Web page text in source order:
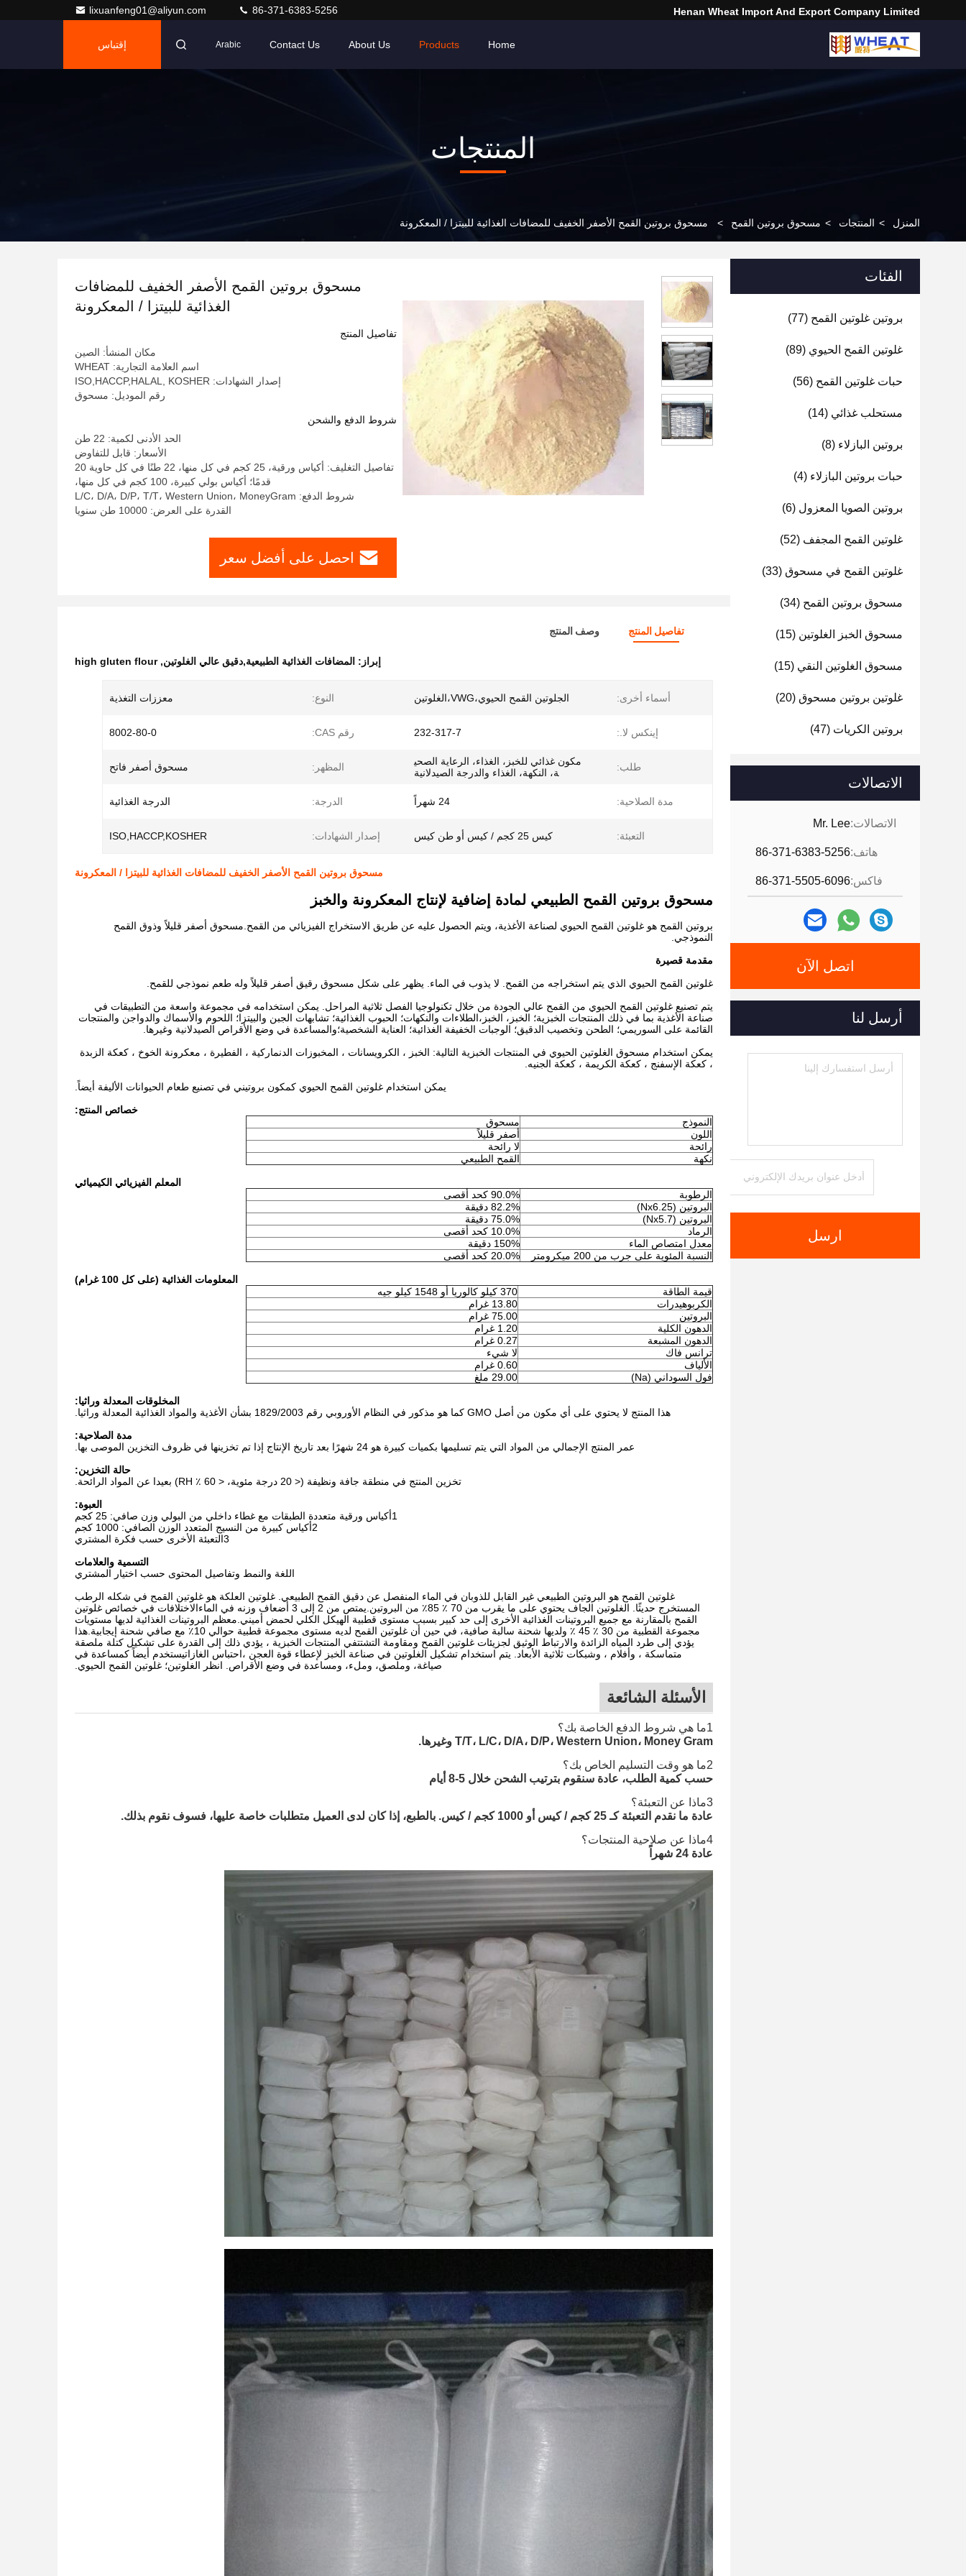
Henan Wheat Import And Export Company Limited
lixuanfeng01@aliyun.com 86-371-6383-5256
Home
Products
About Us
Contact Us
Arabic إقتباس
المنتجات
المنزل > المنتجات > مسحوق بروتين القمح > مسحوق بروتين القمح الأصفر الخفيف للمضافات الغذائية للبيتزا / المعكرونة
الفئات
بروتين غلوتين القمح (77)
غلوتين القمح الحيوي (89)
حبات غلوتين القمح (56)
مستحلب غذائي (14)
بروتين البازلاء (8)
حبات بروتين البازلاء (4)
بروتين الصويا المعزول (6)
غلوتين القمح المجفف (52)
غلوتين القمح في مسحوق (33)
مسحوق بروتين القمح (34)
مسحوق الخبز الغلوتين (15)
مسحوق الغلوتين النقي (15)
غلوتين بروتين مسحوق (20)
بروتين الكريات (47)
الاتصالات
الاتصالات:Mr. Lee
هاتف:86-371-6383-5256
فاكس:86-371-5505-6096
اتصل الآن
أرسل لنا
ارسل
مسحوق بروتين القمح الأصفر الخفيف للمضافات
الغذائية للبيتزا / المعكرونة
تفاصيل المنتج
مكان المنشأ: الصين
اسم العلامة التجارية: WHEAT
إصدار الشهادات: ISO,HACCP,HALAL, KOSHER
رقم الموديل: مسحوق
شروط الدفع والشحن
الحد الأدنى لكمية: 22 طن
الأسعار: قابل للتفاوض
تفاصيل التغليف: أكياس ورقية، 25 كجم في كل منها، 22 طنًا في كل حاوية 20
قدمًا؛ أكياس بولي كبيرة، 100 كجم في كل منها،
شروط الدفع: L/C، D/A، D/P، T/T، Western Union، MoneyGram
القدرة على العرض: 10000 طن سنويا
احصل على أفضل سعر
تفاصيل المنتج وصف المنتج
إبراز: المضافات الغذائية الطبيعية,دقيق عالي الغلوتين,
high gluten flour
أسماء أخرى: الجلوتين القمح الحيوي،VWG،الغلوتين النوع: معززات التغذية
إينكس لا.: 232-317-7 رقم CAS: 8002-80-0
طلب:
مكون غذائي للخبز، الغذاء، الرعاية الصحي
ة، النكهة، الغذاء والدرجة الصيدلانية
المظهر: مسحوق أصفر فاتح
مدة الصلاحية: 24 شهراً الدرجة: الدرجة الغذائية
التعبئة: كيس 25 كجم / كيس أو طن كيس إصدار الشهادات: ISO,HACCP,KOSHER
مسحوق بروتين القمح الأصفر الخفيف للمضافات الغذائية للبيتزا / المعكرونة
مسحوق بروتين القمح الطبيعي لمادة إضافية لإنتاج المعكرونة والخبز
بروتين القمح هو غلوتين القمح الحيوي لصناعة الأغذية، ويتم الحصول عليه عن طريق الاستخراج الفيزيائي من القمح.مسحوق أصفر قليلاً وذوق القمح
النموذجي.
مقدمة قصيرة
غلوتين القمح الحيوي الذي يتم استخراجه من القمح. لا يذوب في الماء. يظهر على شكل مسحوق رقيق أصفر قليلاً وله طعم نموذجي للقمح.
يتم تصنيع غلوتين القمح الحيوي من القمح عالي الجودة من خلال تكنولوجيا الفصل ثلاثية المراحل. يمكن استخدامه في مجموعة واسعة من التطبيقات في
صناعة الأغذية بما في ذلك المنتجات الخبزية؛ الخبز، الخبز،الطلاءات والنكهات؛ الحبوب الغذائية؛ تشابهات الجبن والبيتزا؛ اللحوم والأسماك والدواجن والمنتجات
القائمة على السوريمي؛ الطحن وتخصيب الدقيق؛ الوجبات الخفيفة الغذائية؛ العناية الشخصية؛والمساعدة في وضع الأقراص الصيدلانية وغيرها.
يمكن استخدام مسحوق الغلوتين الحيوي في المنتجات الخبزية التالية: الخبز ، الكرويسانات ، المخبوزات الدنماركية ، الفطيرة ، معكرونة الخوخ ، كعكة الزبدة
، كعكة الإسفنج ، كعكة الكريمة ، كعكة الجنيه.
يمكن استخدام غلوتين القمح الحيوي كمكون بروتيني في تصنيع طعام الحيوانات الأليفة أيضاً.
خصائص المنتج:
النموذج
مسحوق
اللون
أصفر قليلاً
رائحة
لا رائحة
نكهة
القمح الطبيعي
المعلم الفيزيائي الكيميائي
الرطوبة
90.0% كحد أقصى
البروتين (Nx6.25)
82.2% دقيقة
البروتين (Nx5.7)
75.0% دقيقة
الرماد
10.0% كحد أقصى
معدل امتصاص الماء
150% دقيقة
النسبة المئوية على جرب من 200 ميكرومتر
20.0% كحد أقصى
المعلومات الغذائية (على كل 100 غرام)
قيمة الطاقة
370 كيلو كالوريا أو 1548 كيلو جيه
الكربوهيدرات
13.80 غرام
البروتين
75.00 غرام
الدهون الكلية
1.20 غرام
الدهون المشبعة
0.27 غرام
ترانس فاك
لا شيء
الألياف
0.60 غرام
فول السوداني (Na)
29.00 ملغ
المخلوقات المعدلة وراثيا:
هذا المنتج لا يحتوي على أي مكون من أصل GMO كما هو مذكور في النظام الأوروبي رقم 1829/2003 بشأن الأغذية والمواد الغذائية المعدلة وراثيا.
مدة الصلاحية:
عمر المنتج الإجمالي من المواد التي يتم تسليمها بكميات كبيرة هو 24 شهرًا بعد تاريخ الإنتاج إذا تم تخزينها في ظروف التخزين الموصى بها.
حالة التخزين:
تخزين المنتج في منطقة جافة ونظيفة (< 20 درجة مئوية، < 60 ٪ RH) بعيدا عن المواد الرائحة.
العبوة:
1أكياس ورقية متعددة الطبقات مع غطاء داخلي من البولي وزن صافي: 25 كجم
2أكياس كبيرة من النسيج المتعدد الوزن الصافي: 1000 كجم
3التعبئة الأخرى حسب فكرة المشتري
التسمية والعلامات
اللغة والنمط وتفاصيل المحتوى حسب اختيار المشتري
غلوتين القمح هو البروتين الطبيعي غير القابل للذوبان في الماء المنفصل عن دقيق القمح الطبيعي. غلوتين العلكة هو غلوتين القمح في شكله الرطب
المستخرج حديثًا. الغلوتين الجاف يحتوي على ما يقرب من 70 ٪ 85٪ من البروتين.يمتص من 2 إلى 3 أضعاف وزنه في الماءالاختلافات في خصائص غلوتين
القمح بالمقارنة مع جميع البروتينات الغذائية الأخرى إلى حد كبير بسبب مستوى قطبية الهيكل الكلي لحمض أميني.معظم البروتينات الغذائية لديها مستويات
مجموعة القطبية من 30 ٪ 45 ٪ ولديها شحنة سالبة صافية، في حين أن غلوتين القمح لديه مستوى مجموعة قطبية حوالي 10٪ مع صافي شحنة إيجابية.هذا
يؤدي إلى طرد المياه الزائدة والارتباط الوثيق لجزيئات غلوتين القمح ومقاومة التشتتفي المنتجات الخبزية ، يؤدي ذلك إلى القدرة على تشكيل كتلة ملصقة
متماسكة ، وأفلام ، وشبكات ثلاثية الأبعاد. يتم استخدام تشكيل الغلوتين في صناعة الخبز لإعطاء قوة العجن ،احتباس الغازاتيستخدم أيضاً كمساعدة في
صياغة، وملصق، وملء، ومساعدة في وضع الأقراص. انظر الغلوتين؛ غلوتين القمح الحيوي.
الأسئلة الشائعة
1ما هي شروط الدفع الخاصة بك؟
T/T، L/C، D/A، D/P، Western Union، Money Gram وغيرها.
2ما هو وقت التسليم الخاص بك؟
حسب كمية الطلب، عادة سنقوم بترتيب الشحن خلال 5-8 أيام
3ماذا عن التعبئة؟
عادة ما نقدم التعبئة كـ 25 كجم / كيس أو 1000 كجم / كيس. بالطبع، إذا كان لدى العميل متطلبات خاصة عليها، فسوف نقوم بذلك.
4ماذا عن صلاحية المنتجات؟
عادة 24 شهراً